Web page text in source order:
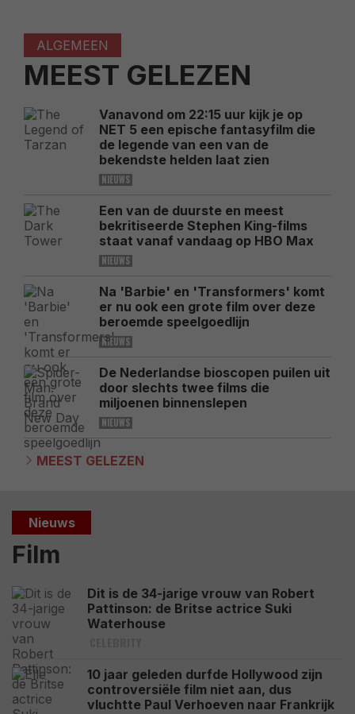
ALGEMEEN
MEEST GELEZEN
Vanavond om 22:15 uur kijk je op
NET 5 een epische fantasyfilm die
de legende van een van de
bekendste helden laat zien
NIEUWS
Een van de duurste en meest
bekritiseerde Stephen King-films
staat vanaf vandaag op HBO Max
NIEUWS
Na 'Barbie' en 'Transformers' komt
er nu ook een grote film over deze
beroemde speelgoedlijn
NIEUWS
De Nederlandse bioscopen puilen uit
door slechts twee films die
miljoenen binnenslepen
NIEUWS
MEEST GELEZEN
Nieuws
Film
Dit is de 34-jarige vrouw van Robert
Pattinson: de Britse actrice Suki
Waterhouse
10 jaar geleden durfde Hollywood zijn
controversiële film niet aan, dus
vluchtte Paul Verhoeven naar Frankrijk